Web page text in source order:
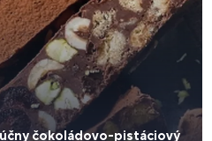
čokoládovo-pistáciový